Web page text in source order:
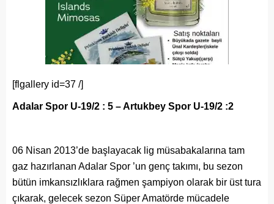
[flgallery id=37 /]
Adalar Spor U-19/2 : 5 – Artukbey Spor U-19/2 :2
06 Nisan 2013’de başlayacak lig müsabakalarına tam
gaz hazırlanan Adalar Spor ’un genç takımı, bu sezon
bütün imkansızlıklara rağmen şampiyon olarak bir üst tura
çıkarak, gelecek sezon Süper Amatörde mücadele